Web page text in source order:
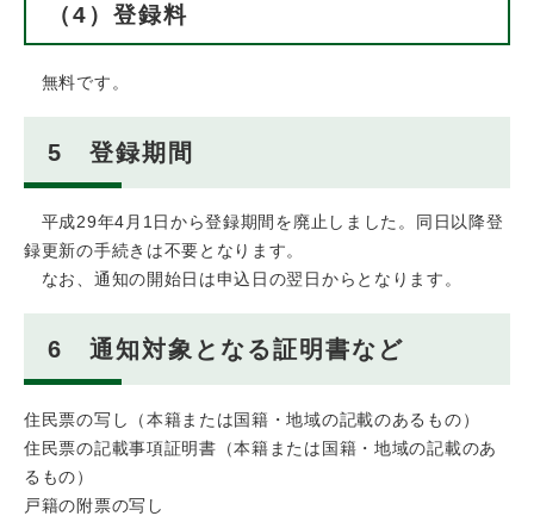
（4）登録料
無料です。
5 登録期間
平成29年4月1日から登録期間を廃止しました。同日以降登
録更新の手続きは不要となります。
なお、通知の開始日は申込日の翌日からとなります。
6 通知対象となる証明書など
住民票の写し（本籍または国籍・地域の記載のあるもの）
住民票の記載事項証明書（本籍または国籍・地域の記載のあ
るもの）
戸籍の附票の写し